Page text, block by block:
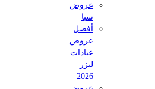
عروض
أفضل
عروض
عيادات